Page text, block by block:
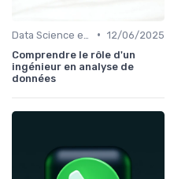
• 12/06/2025
Comprendre le rôle d'un
ingénieur en analyse de
données